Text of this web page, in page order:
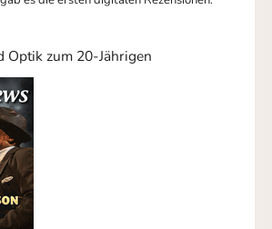
Optik zum 20-Jährigen